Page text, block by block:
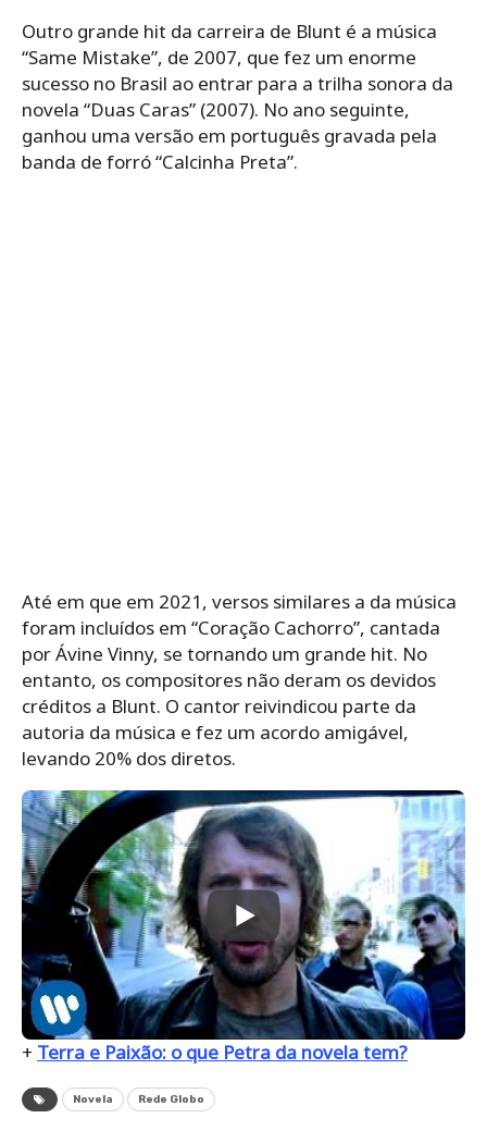
Outro grande hit da carreira de Blunt é a música
“Same Mistake”, de 2007, que fez um enorme
sucesso no Brasil ao entrar para a trilha sonora da
novela “Duas Caras” (2007). No ano seguinte,
ganhou uma versão em português gravada pela
banda de forró “Calcinha Preta”.
Até em que em 2021, versos similares a da música
foram incluídos em “Coração Cachorro”, cantada
por Ávine Vinny, se tornando um grande hit. No
entanto, os compositores não deram os devidos
créditos a Blunt. O cantor reivindicou parte da
autoria da música e fez um acordo amigável,
levando 20% dos diretos.
+ Terra e Paixão: o que Petra da novela tem?
Novela Rede Globo